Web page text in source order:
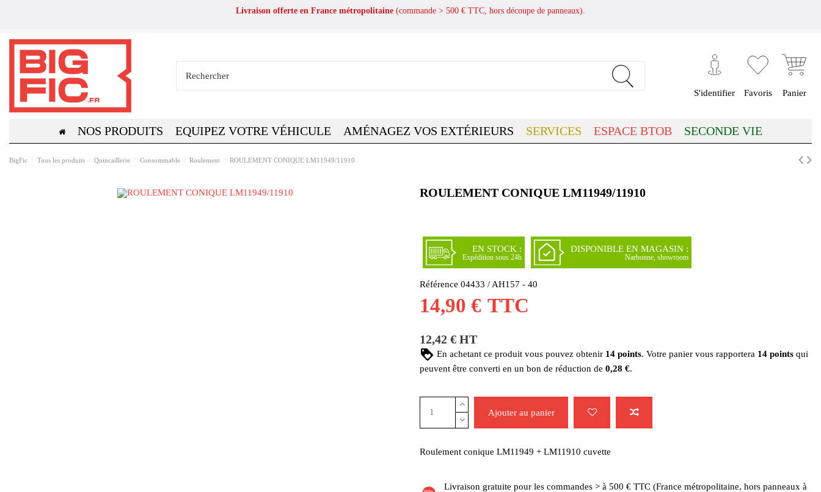
Livraison offerte en France métropolitaine (commande > 500 € TTC, hors découpe de panneaux).
S'identifier Favoris Panier
NOS PRODUITS EQUIPEZ VOTRE VÉHICULE AMÉNAGEZ VOS EXTÉRIEURS SERVICES ESPACE BTOB SECONDE VIE
BigFic Tous les produits Quincaillerie Consommable Roulement ROULEMENT CONIQUE LM11949/11910
ROULEMENT CONIQUE LM11949/11910
EN STOCK :
Expédition sous 24h
DISPONIBLE EN MAGASIN :
Narbonne, showroom
Référence 04433 / AH157 - 40
14,90 € TTC
12,42 € HT
En achetant ce produit vous pouvez obtenir 14 points. Votre panier vous rapportera 14 points qui
peuvent être converti en un bon de réduction de 0,28 €.
Ajouter au panier
Roulement conique LM11949 + LM11910 cuvette
Livraison gratuite pour les commandes > à 500 € TTC (France métropolitaine, hors panneaux à